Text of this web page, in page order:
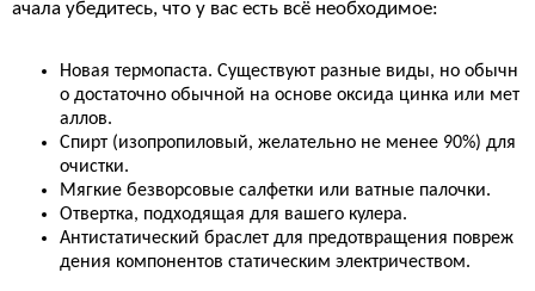
ачала убедитесь, что у вас есть всё необходимое:
Новая термопаста. Существуют разные виды, но обычн
о достаточно обычной на основе оксида цинка или мет
аллов.
Спирт (изопропиловый, желательно не менее 90%) для
очистки.
Мягкие безворсовые салфетки или ватные палочки.
Отвертка, подходящая для вашего кулера.
Антистатический браслет для предотвращения повреж
дения компонентов статическим электричеством.